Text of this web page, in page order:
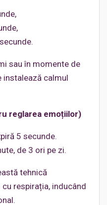
sau în momente de
instalează calmul
reglarea emoțiilor)
5 secunde.
de 3 ori pe zi.
tehnică
respirația, inducând